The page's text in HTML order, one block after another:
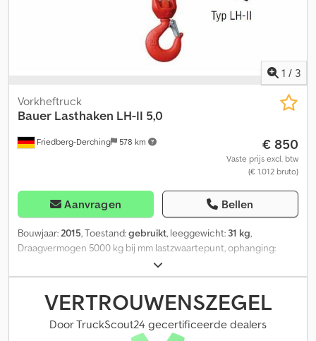
1 / 3
Friedberg-Derching 578 km
Vorkheftruck
Bauer Lasthaken LH-II 5,0
€ 850
Vaste prijs excl. btw
(€ 1.012 bruto)
Aanvragen Bellen
Bouwjaar:2015, Toestand:gebruikt, leeggewicht: 31 kg,
Draagvermogen 5000 kg bij mm lastzwaartepunt, ophanging:
overig, gebruikte BAUER lasthaak LH-II 5.0, zwenkbare lasthaak,
binnenmaat insteektassen 220x80 mm, afstand tussen de
insteektassen 160 mm, speciale lak geel-oranje RAL 2000,
Credpfow Uyaljx Aagjf
VERTROUWENSZEGEL
Door TruckScout24 gecertificeerde dealers